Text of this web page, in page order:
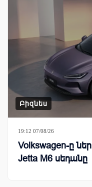
Բիզնես
19:12 07/08/26
Volkswagen-ը
Jetta M6 սեդանը